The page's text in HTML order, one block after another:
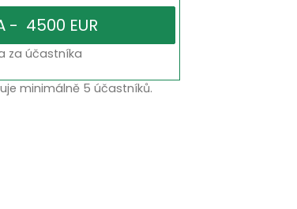
za účastníka
minimálně 5 účastníků.